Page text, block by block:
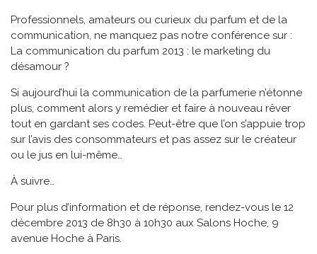
Professionnels, amateurs ou curieux du parfum et de la
communication, ne manquez pas notre conférence sur :
La communication du parfum 2013 : le marketing du
désamour ?
Si aujourd’hui la communication de la parfumerie n’étonne
plus, comment alors y remédier et faire à nouveau rêver
tout en gardant ses codes. Peut-être que l’on s’appuie trop
sur l’avis des consommateurs et pas assez sur le créateur
ou le jus en lui-même…
À suivre…
Pour plus d’information et de réponse, rendez-vous le 12
décembre 2013 de 8h30 à 10h30 aux Salons Hoche, 9
avenue Hoche à Paris.